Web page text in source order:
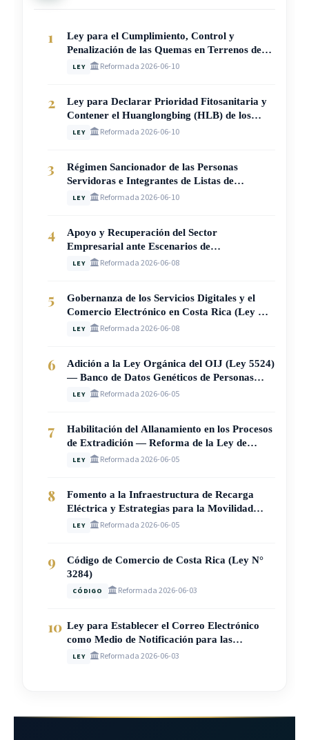
1
Ley para el Cumplimiento, Control y
Penalización de las Quemas en Terrenos de
Aptitud Agrícola y Pecuaria (Ley N° 10942)
LEY Reformada 2026-06-10
2
Ley para Declarar Prioridad Fitosanitaria y
Contener el Huanglongbing (HLB) de los
Cítricos en Costa Rica (Ley N° 10950)
LEY Reformada 2026-06-10
3
Régimen Sancionador de las Personas
Servidoras e Integrantes de Listas de
Suplentes, Elegibles y Meritorias del Poder
LEY Reformada 2026-06-10
4
Apoyo y Recuperación del Sector
Empresarial ante Escenarios de
Vulnerabilidad en Costa Rica (Ley N° 10907)
LEY Reformada 2026-06-08
5
Gobernanza de los Servicios Digitales y el
Comercio Electrónico en Costa Rica (Ley N.°
10946)
LEY Reformada 2026-06-08
6
Adición a la Ley Orgánica del OIJ (Ley 5524)
— Banco de Datos Genéticos de Personas
Condenadas por Delitos Sexuales (Ley N°
LEY Reformada 2026-06-05
7
Habilitación del Allanamiento en los Procesos
de Extradición — Reforma de la Ley de
Extradición N° 4795 (Ley N° 10936)
LEY Reformada 2026-06-05
8
Fomento a la Infraestructura de Recarga
Eléctrica y Estrategias para la Movilidad
Sostenible en Costa Rica (Ley N° 10937)
LEY Reformada 2026-06-05
9
Código de Comercio de Costa Rica (Ley N°
3284)
CÓDIGO Reformada 2026-06-03
10 Ley para Establecer el Correo Electrónico
como Medio de Notificación para las
Sociedades Mercantiles en Costa Rica (Ley N°
LEY Reformada 2026-06-03